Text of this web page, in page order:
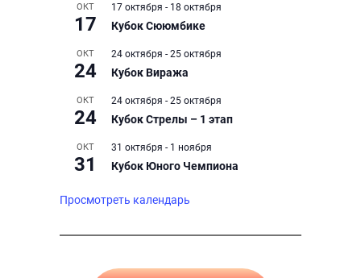
ОКТ
17
17 октября - 18 октября
Кубок Сююмбике
ОКТ
24
24 октября - 25 октября
Кубок Виража
ОКТ
24
24 октября - 25 октября
Кубок Стрелы – 1 этап
ОКТ
31
31 октября - 1 ноября
Кубок Юного Чемпиона
Просмотреть календарь